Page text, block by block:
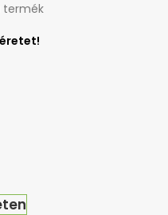
termék